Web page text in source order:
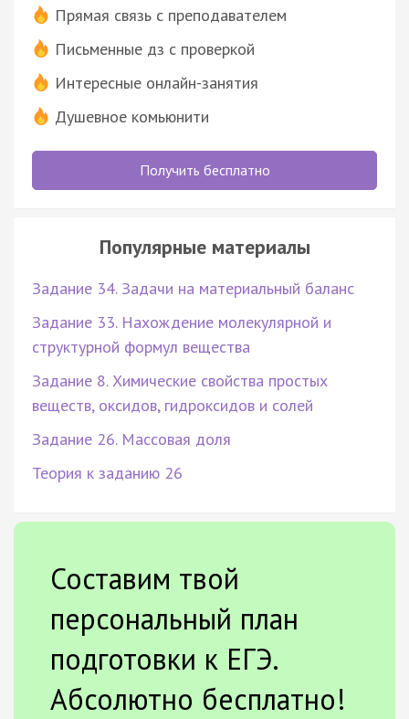
Прямая связь с преподавателем
Письменные дз с проверкой
Интересные онлайн-занятия
Душевное комьюнити
Получить бесплатно
Популярные материалы
Задание 34. Задачи на материальный баланс
Задание 33. Нахождение молекулярной и
структурной формул вещества
Задание 8. Химические свойства простых
веществ, оксидов, гидроксидов и солей
Задание 26. Массовая доля
Теория к заданию 26
Составим твой
персональный план
подготовки к ЕГЭ.
Абсолютно бесплатно!